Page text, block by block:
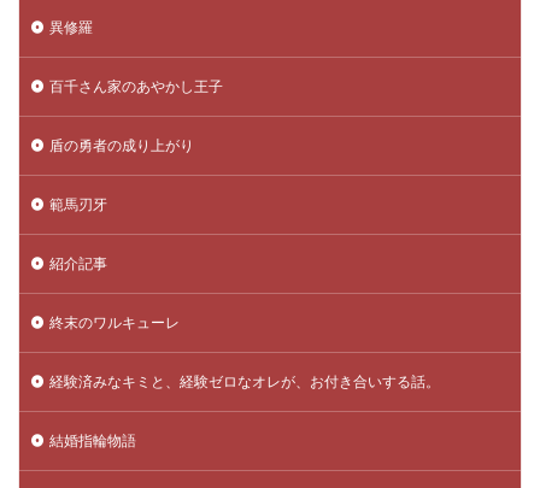
異修羅
百千さん家のあやかし王子
盾の勇者の成り上がり
範馬刃牙
紹介記事
終末のワルキューレ
経験済みなキミと、経験ゼロなオレが、お付き合いする話。
結婚指輪物語